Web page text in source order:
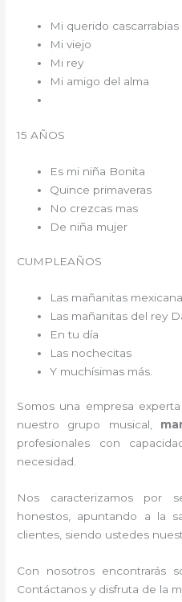
Mi querido cascarrabias
Mi viejo
Mi rey
Mi amigo del alma
15 AÑOS
Es mi niña Bonita
Quince primaveras
No crezcas mas
De niña mujer
CUMPLEAÑOS
Las mañanitas
Las mañanitas del rey
En tu día
Las nochecitas
Y muchísimas más.
Somos una empresa
nuestro grupo musical,
profesionales con
necesidad.
Nos caracterizamos por
honestos, apuntando a la
clientes, siendo ustedes
Con nosotros encontrarás
Contáctanos y disfruta de la